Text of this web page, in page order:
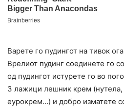
Варете го пудингот на тивок
Врелиот пудинг соединете го
од пудингот истурете го во
3 лажици лешник крем
еурокрем…) и добро изматете